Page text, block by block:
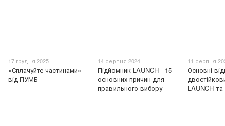
17 грудня 2025
«Сплачуйте частинами»
від ПУМБ
14 серпня 2024
Підйомник LAUNCH - 15
основних причин для
правильного вибору
11 серпня
Основні
LAUNCH